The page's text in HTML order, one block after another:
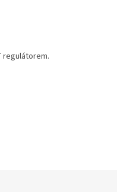
regulátorem.